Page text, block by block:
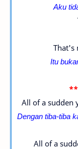
Aku
That's
Itu
All of a sudden
Dengan tiba-tiba
All of a